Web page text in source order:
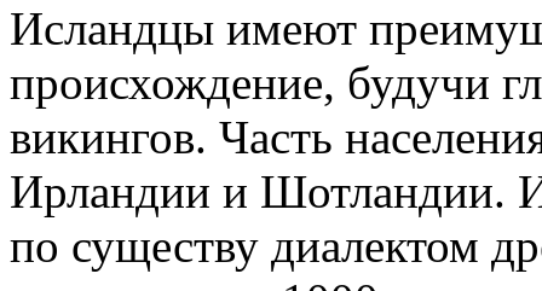
Исландцы имеют
происхождение, будучи
викингов. Часть
Ирландии и Шотландии.
по существу диалектом